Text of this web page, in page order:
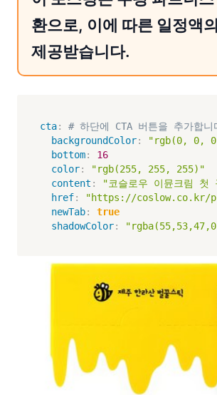
환으로, 이에 따른 일정액
제공받습니다.
cta:
# 하단에 CTA 버튼을 추가합니
backgroundColor:
"rgb(0, 0,
bottom:
16
color:
"rgb(255, 255, 255)"
content :
"코슬로우 이뮨크림
href:
"https://coslow.co.kr/product/
newTab:
true
shadowColor: